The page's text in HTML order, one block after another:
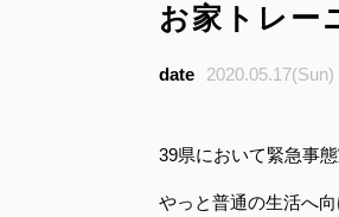
お家トレー
2020.05.17(Sun)
39県において緊急事
やっと普通の生活へ